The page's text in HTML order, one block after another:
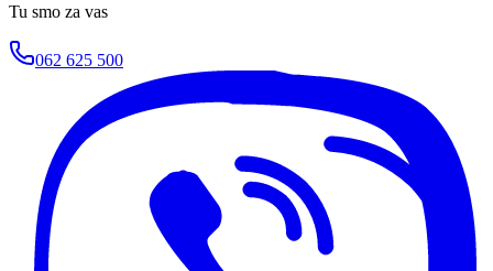
Tu smo za vas
062 625 500